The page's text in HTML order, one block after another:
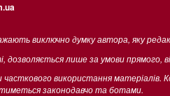
виключно думку автора, яку
дозволяється лише за умови
використання матеріалів.
законодавчо та ботами.